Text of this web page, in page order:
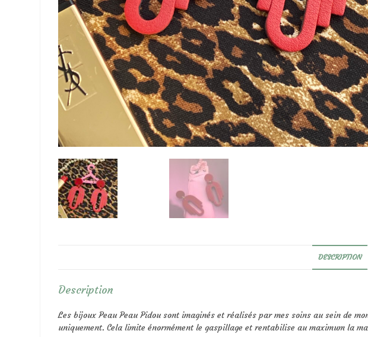
DESCRIPTION
Description
Les bijoux Peau Peau Pidou sont imaginés et réalisés par mes soins au sein de
uniquement. Cela limite énormément le gaspillage et rentabilise au maximum la